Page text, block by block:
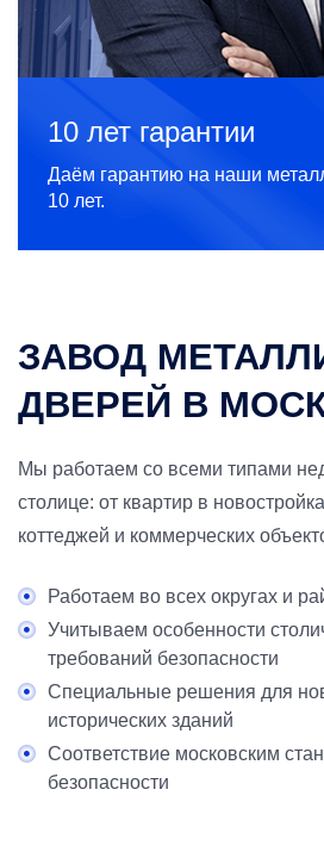
10 лет гарантии
Даём гарантию на наши
10 лет.
ЗАВОД
ДВЕРЕЙ В
Мы работаем со всеми типами
столице: от квартир в
коттеджей и коммерческих
Работаем во всех округах и
Учитываем особенности
требований безопасности
Специальные решения для
исторических зданий
Соответствие московским
безопасности